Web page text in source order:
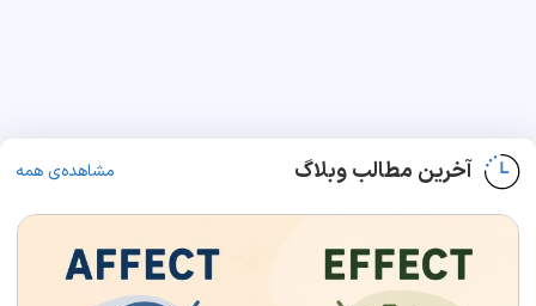
آخرین مطالب وبلاگ مشاهده‌ی همه